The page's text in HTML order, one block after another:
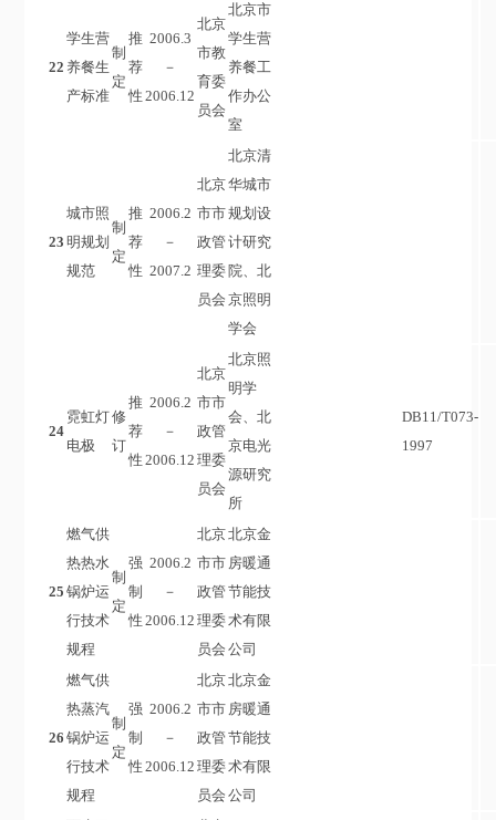
22
学生营
养餐生
产标准
制
定
推
荐
性
2006.3
－
2006.12
北京
市教
育委
员会
北京市
学生营
养餐工
作办公
室
23
城市照
明规划
规范
制
定
推
荐
性
2006.2
－
2007.2
北京
市市
政管
理委
员会
北京清
华城市
规划设
计研究
院、北
京照明
学会
24
霓虹灯
电极
修
订
推
荐
性
2006.2
－
2006.12
北京
市市
政管
理委
员会
北京照
明学
会、北
京电光
源研究
所
DB11/T073-
1997
25
燃气供
热热水
锅炉运
行技术
规程
制
定
强
制
性
2006.2
－
2006.12
北京
市市
政管
理委
员会
北京金
房暖通
节能技
术有限
公司
26
燃气供
热蒸汽
锅炉运
行技术
规程
制
定
强
制
性
2006.2
－
2006.12
北京
市市
政管
理委
员会
北京金
房暖通
节能技
术有限
公司